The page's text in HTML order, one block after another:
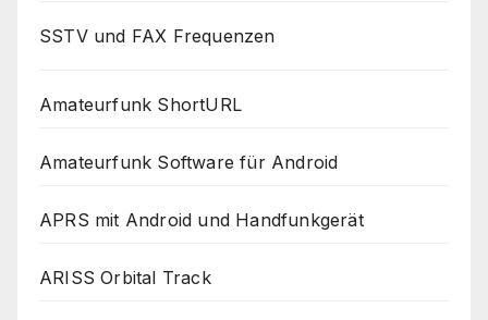
SSTV und FAX Frequenzen
Amateurfunk ShortURL
Amateurfunk Software für Android
APRS mit Android und Handfunkgerät
ARISS Orbital Track